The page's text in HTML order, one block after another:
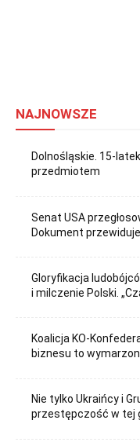
NAJNOWSZE
Dolnośląskie. 15-
przedmiotem
Senat USA
Dokument
Gloryfikacja
i milczenie Polski.
Koalicja KO-
biznesu to
Nie tylko Ukraińcy i
przestępczość w tej